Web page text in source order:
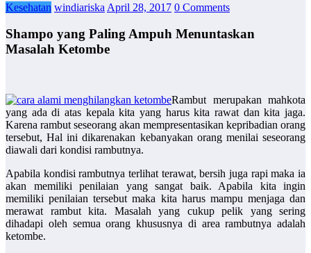
Kesehatan windiariska April 28, 2017 0 Comments
Shampo yang Paling Ampuh Menuntaskan
Masalah Ketombe
Rambut merupakan mahkota
yang ada di atas kepala kita yang harus kita rawat dan kita jaga.
Karena rambut seseorang akan mempresentasikan kepribadian orang
tersebut, Hal ini dikarenakan kebanyakan orang menilai seseorang
diawali dari kondisi rambutnya.
Apabila kondisi rambutnya terlihat terawat, bersih juga rapi maka ia
akan memiliki penilaian yang sangat baik. Apabila kita ingin
memiliki penilaian tersebut maka kita harus mampu menjaga dan
merawat rambut kita. Masalah yang cukup pelik yang sering
dihadapi oleh semua orang khususnya di area rambutnya adalah
ketombe.